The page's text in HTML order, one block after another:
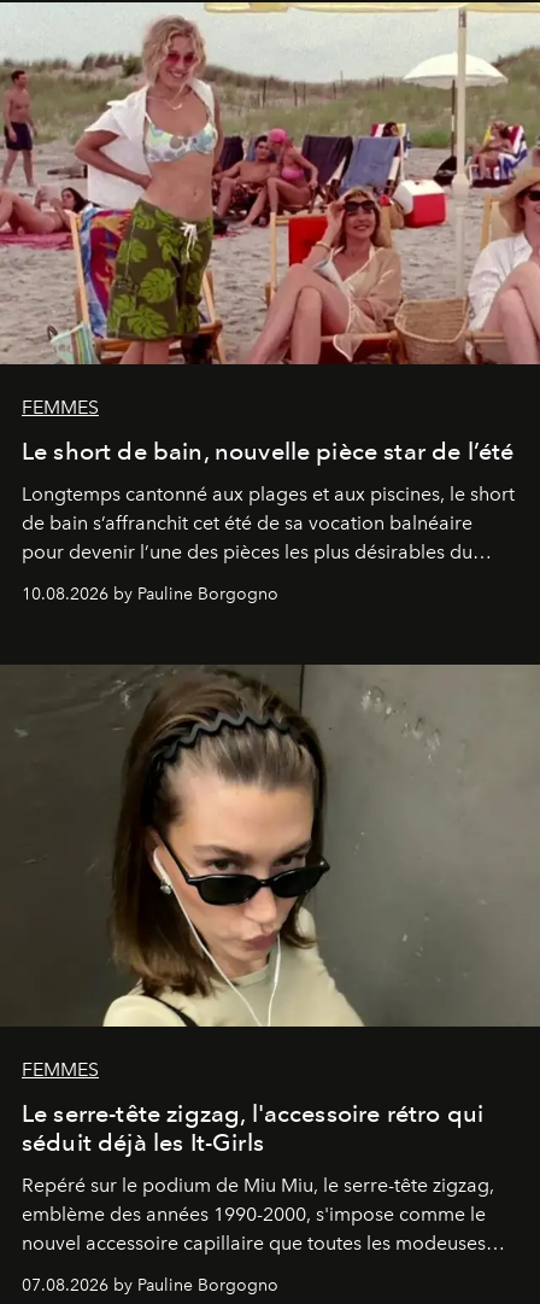
FEMMES
Le short de bain, nouvelle pièce star de l’été
Longtemps cantonné aux plages et aux piscines, le short
de bain s’affranchit cet été de sa vocation balnéaire
pour devenir l’une des pièces les plus désirables du
10.08.2026 by Pauline Borgogno
FEMMES
Le serre-tête zigzag, l'accessoire rétro qui
séduit déjà les It-Girls
Repéré sur le podium de Miu Miu, le serre-tête zigzag,
emblème des années 1990-2000, s'impose comme le
nouvel accessoire capillaire que toutes les modeuses
07.08.2026 by Pauline Borgogno